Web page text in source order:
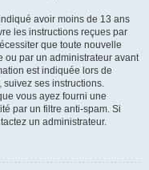
avoir moins de 13 ans
les instructions reçues par
que toute nouvelle
ou par un administrateur avant
est indiquée lors de
suivez ses instructions.
vous ayez fourni une
par un filtre anti-spam. Si
un administrateur.